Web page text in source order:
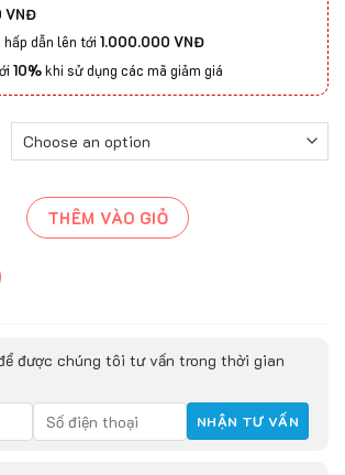
VNĐ
hấp dẫn lên tới1.000.000 VNĐ
10%khi sử dụng các mã giảm giá
8003 quantity
THÊM VÀO GIỎ
được chúng tôi tư vấn trong thời gian